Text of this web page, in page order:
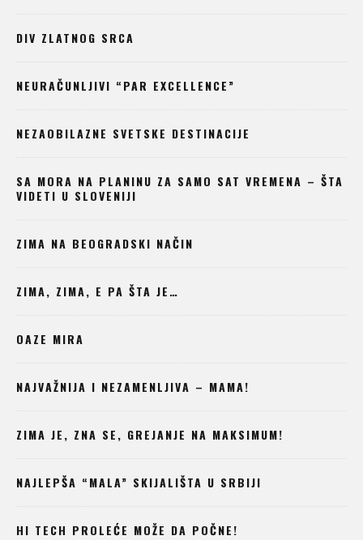
DIV ZLATNOG SRCA
NEURAČUNLJIVI “PAR EXCELLENCE”
NEZAOBILAZNE SVETSKE DESTINACIJE
SA MORA NA PLANINU ZA SAMO SAT VREMENA – ŠTA
VIDETI U SLOVENIJI
ZIMA NA BEOGRADSKI NAČIN
ZIMA, ZIMA, E PA ŠTA JE…
OAZE MIRA
NAJVAŽNIJA I NEZAMENLJIVA – MAMA!
ZIMA JE, ZNA SE, GREJANJE NA MAKSIMUM!
NAJLEPŠA “MALA” SKIJALIŠTA U SRBIJI
HI TECH PROLEĆE MOŽE DA POČNE!